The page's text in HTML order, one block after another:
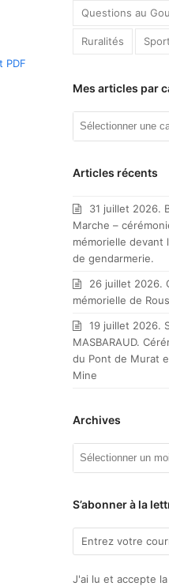
PDF
Questions au
Ruralités Sport
Mes articles par
Mes
catégorie
Articles récents
31 juillet 2026.
Marche –
mémorielle devant
de gendarmerie.
26 juillet 2026.
mémorielle de
19 juillet 2026.
MASBARAUD.
du Pont de Murat
Mine
Archives
S’abonner à la
J'ai lu et accepte